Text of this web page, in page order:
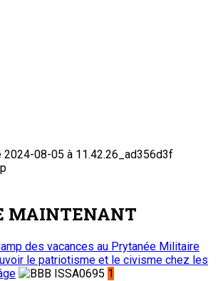
MAINTENANT
des vacances au Prytanée Militaire
le patriotisme et le civisme chez les
1